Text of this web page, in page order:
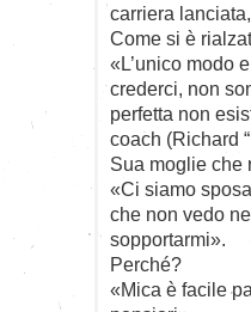
carriera
Come si è
«L’unico modo
crederci, non
perfetta non
coach (Richard
Sua moglie che
«Ci siamo
che non vedo
sopportarmi».
Perché?
«Mica è facile